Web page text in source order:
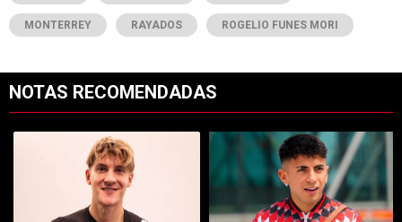
MONTERREY RAYADOS ROGELIO FUNES MORI
NOTAS RECOMENDADAS
Un artículo de tendencia con el título "Es oficial: Facundo Colidio
Un artículo de tendencia con el